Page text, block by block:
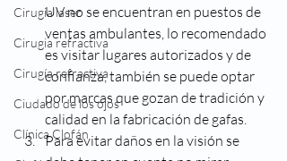
Cirugia laser
Cirugia refractiva
Cirugía refractiva
Ciudado de los ojos
Clínica Clofán
UV no se encuentran en puestos de
ventas ambulantes, lo recomendado
es visitar lugares autorizados y de
confianza, también se puede optar
por marcas que gozan de tradición y
calidad en la fabricación de gafas.
Para evitar daños en la visión se